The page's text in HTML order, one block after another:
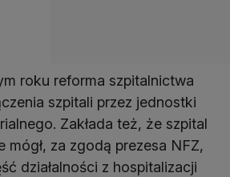
roku reforma szpitalnictwa
szpitali przez jednostki
Zakłada też, że szpital
mógł, za zgodą prezesa NFZ,
działalności z hospitalizacji